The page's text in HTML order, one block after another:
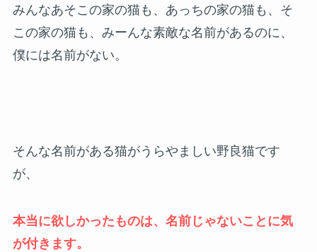
みんなあそこの家の猫も、あっちの家の猫も、そ
この家の猫も、みーんな素敵な名前があるのに、
僕には名前がない。
そんな名前がある猫がうらやましい野良猫です
が、
本当に欲しかったものは、名前じゃないことに気
が付きます。